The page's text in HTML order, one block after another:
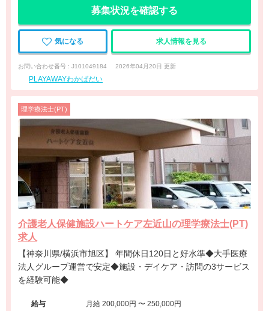
募集状況を確認する
気になる 求人情報を見る
お問い合わせ番号 : J101049184 2026年04月20日 更新
PLAYAWAYわかばだい
理学療法士(PT)
介護老人保健施設ハートケア左近山の理学療法士(PT)
求人
【神奈川県/横浜市旭区】 年間休日120日と好水準◆大手医療
法人グループ運営で安定◆施設・デイケア・訪問の3サービス
を経験可能◆
給与
月給 200,000円 〜 250,000円